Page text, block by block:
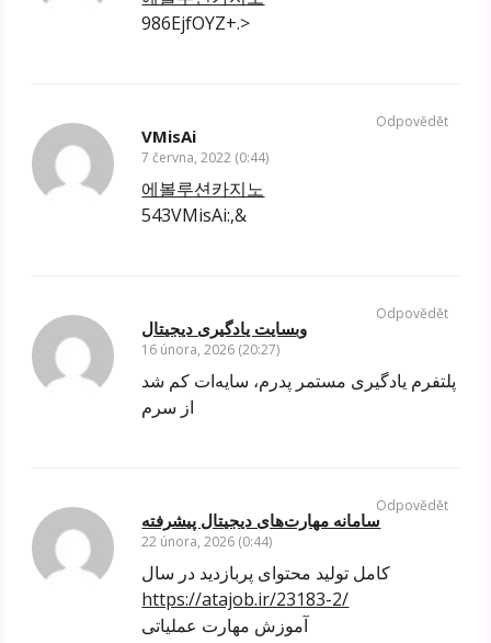
986EjfOYZ+.>
VMisAi
7 června, 2022 (0:44)
에볼루션카지노
543VMisAi:,&
Odpovědět
وبسایت یادگیری دیجیتال
16 února, 2026 (20:27)
پلتفرم یادگیری مستمر پدرم، سایه‌ات کم شد
از سرم
Odpovědět
سامانه مهارت‌های دیجیتال پیشرفته
22 února, 2026 (0:44)
کامل تولید محتوای پربازدید در سال
https://atajob.ir/23183-2/
آموزش مهارت عملیاتی
Odpovědět